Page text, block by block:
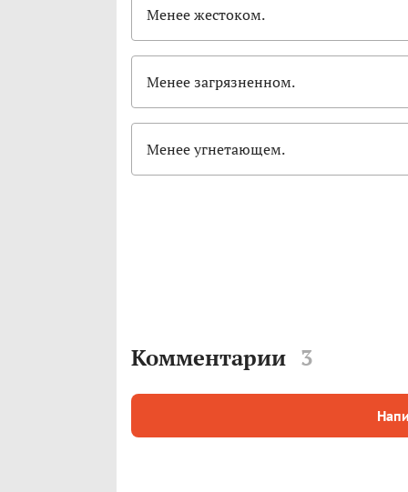
Менее жестоком.
Менее загрязненном.
Менее угнетающем.
Комментарии 3